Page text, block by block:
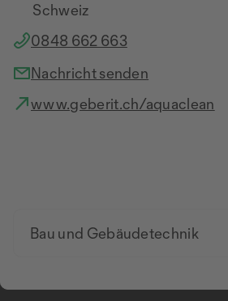
Schweiz
0848 662 663
Nachricht senden
www.geberit.ch/aquaclean
Bau und Gebäudetechnik